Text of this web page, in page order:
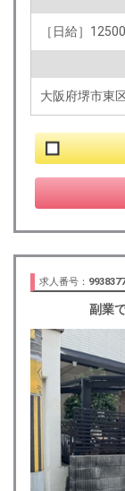
［日給］
大阪府堺市東
求人番号： 9938377
副業